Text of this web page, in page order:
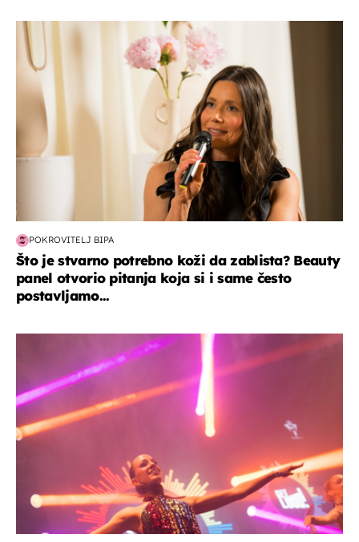
moda & ljepota
POKROVITELJ BIPA
Što je stvarno potrebno koži da zablista? Beauty
panel otvorio pitanja koja si i same često
postavljamo...